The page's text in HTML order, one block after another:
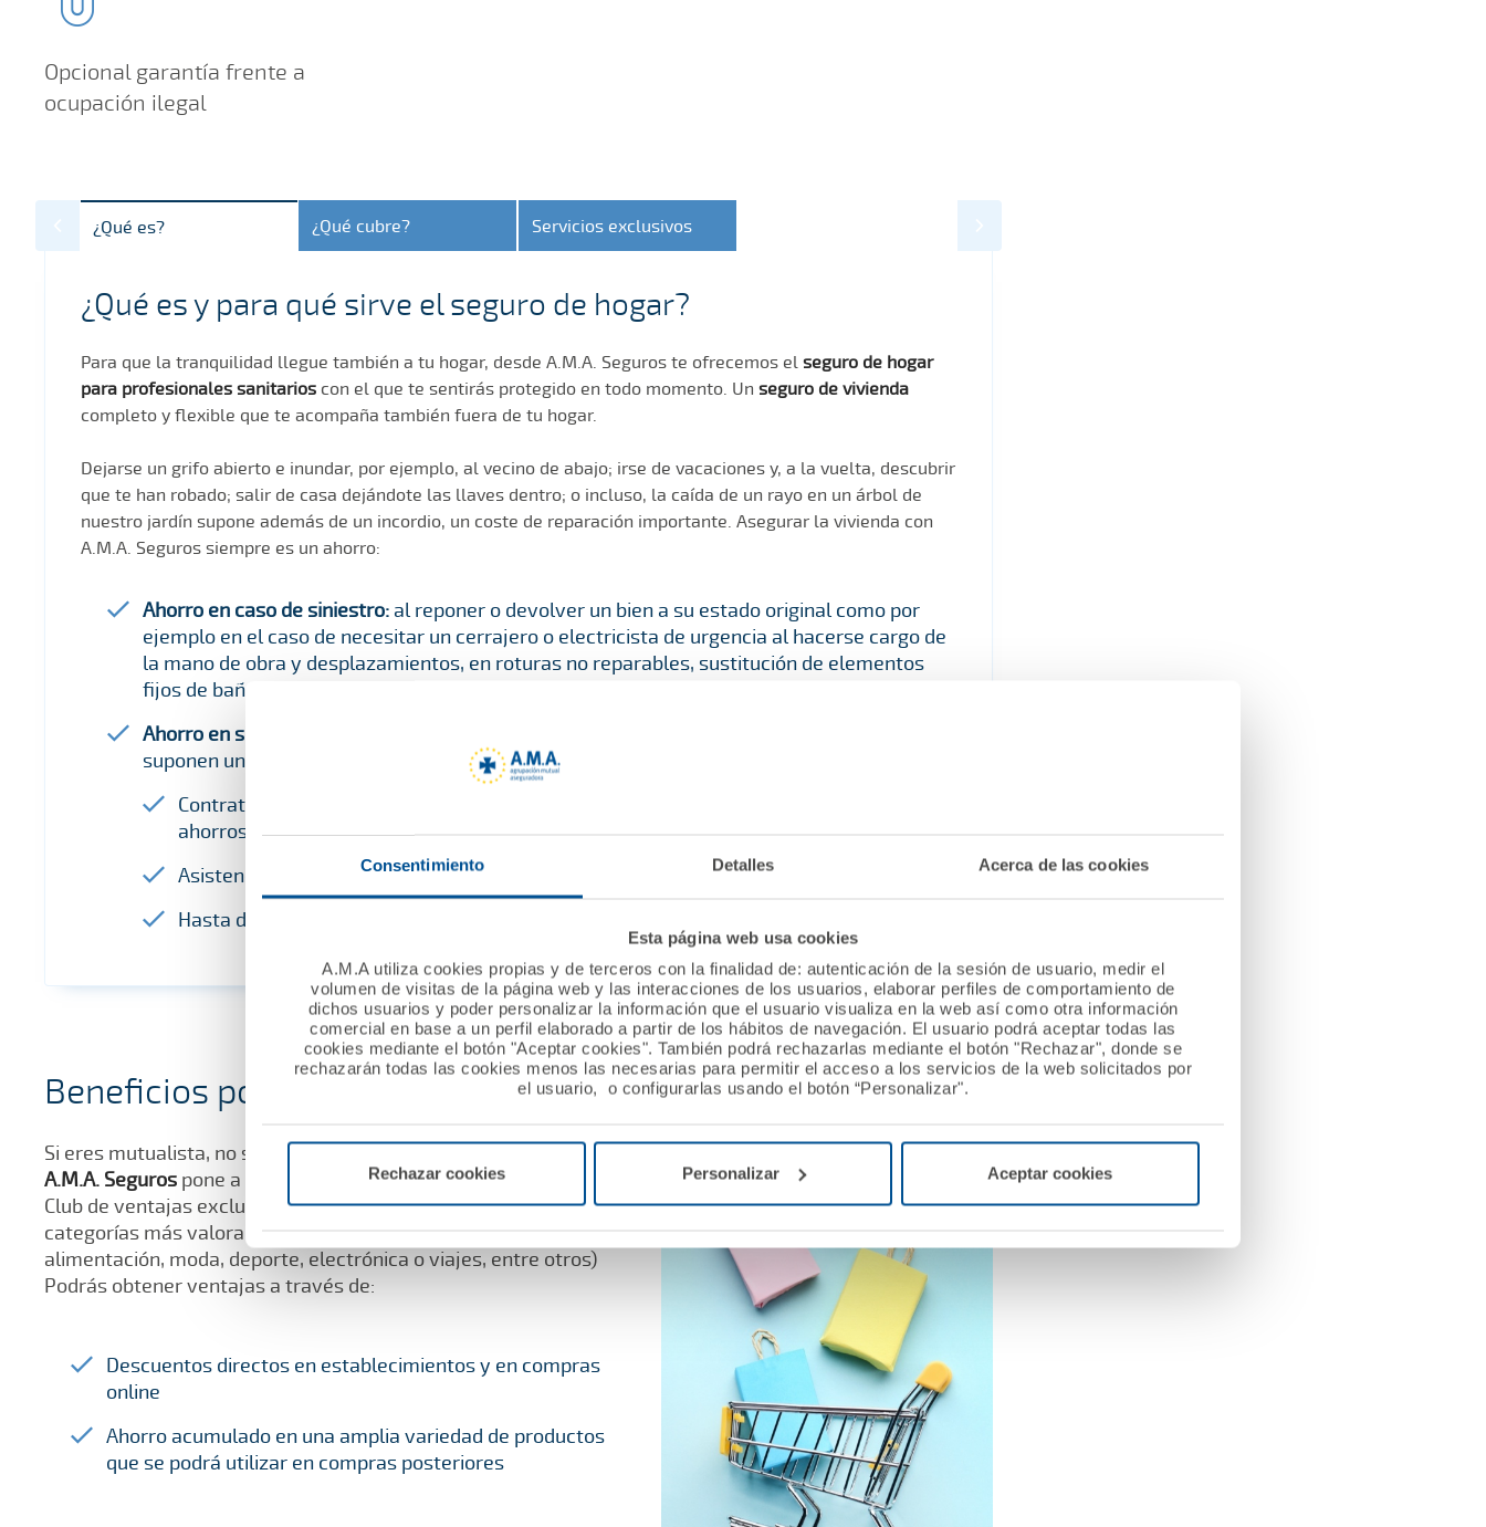
Consentimiento Detalles Acerca de las cookies
Esta página web usa cookies
A.M.A utiliza cookies propias y de terceros con la finalidad de: autenticación de la sesión de usuario, medir el
volumen de visitas de la página web y las interacciones de los usuarios, elaborar perfiles de comportamiento de
dichos usuarios y poder personalizar la información que el usuario visualiza en la web así como otra información
comercial en base a un perfil elaborado a partir de los hábitos de navegación. El usuario podrá aceptar todas las
cookies mediante el botón "Aceptar cookies". También podrá rechazarlas mediante el botón "Rechazar", donde se
rechazarán todas las cookies menos las necesarias para permitir el acceso a los servicios de la web solicitados por
el usuario, o configurarlas usando el botón “Personalizar".
Rechazar cookies Personalizar Aceptar cookies
Opcional garantía frente a
ocupación ilegal
¿Qué es? ¿Qué cubre? Servicios exclusivos
¿Qué es y para qué sirve el seguro de hogar?
Para que la tranquilidad llegue también a tu hogar, desde A.M.A. Seguros te ofrecemos elseguro de hogar
para profesionales sanitarioscon el que te sentirás protegido en todo momento. Un seguro de vivienda
completo y flexible que te acompaña también fuera de tu hogar.
Dejarse un grifo abierto e inundar, por ejemplo, al vecino de abajo; irse de vacaciones y, a la vuelta, descubrir
que te han robado; salir de casa dejándote las llaves dentro; o incluso, la caída de un rayo en un árbol de
nuestro jardín supone además de un incordio, un coste de reparación importante. Asegurar la vivienda con
A.M.A. Seguros siempre es un ahorro:
Ahorro en caso de siniestro:al reponer o devolver un bien a su estado original como por
ejemplo en el caso de necesitar un cerrajero o electricista de urgencia al hacerse cargo de
la mano de obra y desplazamientos, en roturas no reparables, sustitución de elementos
fijos de baños y cocinas, metacrilatos, etc…
Ahorro en servicios:
suponen un ahorro por tener su seguro de hogar en A.M.A. Seguros:
Contratación de reparadores (pintura, albañilería, fontanería etc…) que suponen
ahorros de hasta un 30%.
Asistencia técnica de equipos informáticos o dispositivos electrónicos.
Hasta doce servicios de Protección jurídica.
Beneficios por ser de A.M.A.
Si eres mutualista, no sólo tienes ventajas en tu seguro de hogar.
A.M.A. Segurospone a disposición de todos sus mutualistas un
Club de ventajas exclusivo donde encontrarán descuentos en las
categorías más valoradas por los usuarios (tecnología,
alimentación, moda, deporte, electrónica o viajes, entre otros)
Podrás obtener ventajas a través de:
Descuentos directos en establecimientos y en compras
online
Ahorro acumulado en una amplia variedad de productos
que se podrá utilizar en compras posteriores